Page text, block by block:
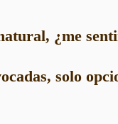
¿me
solo